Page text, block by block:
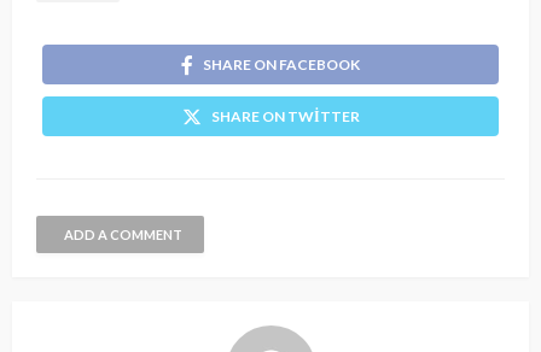
SHARE ON FACEBOOK
SHARE ON TWITTER
ADD A COMMENT